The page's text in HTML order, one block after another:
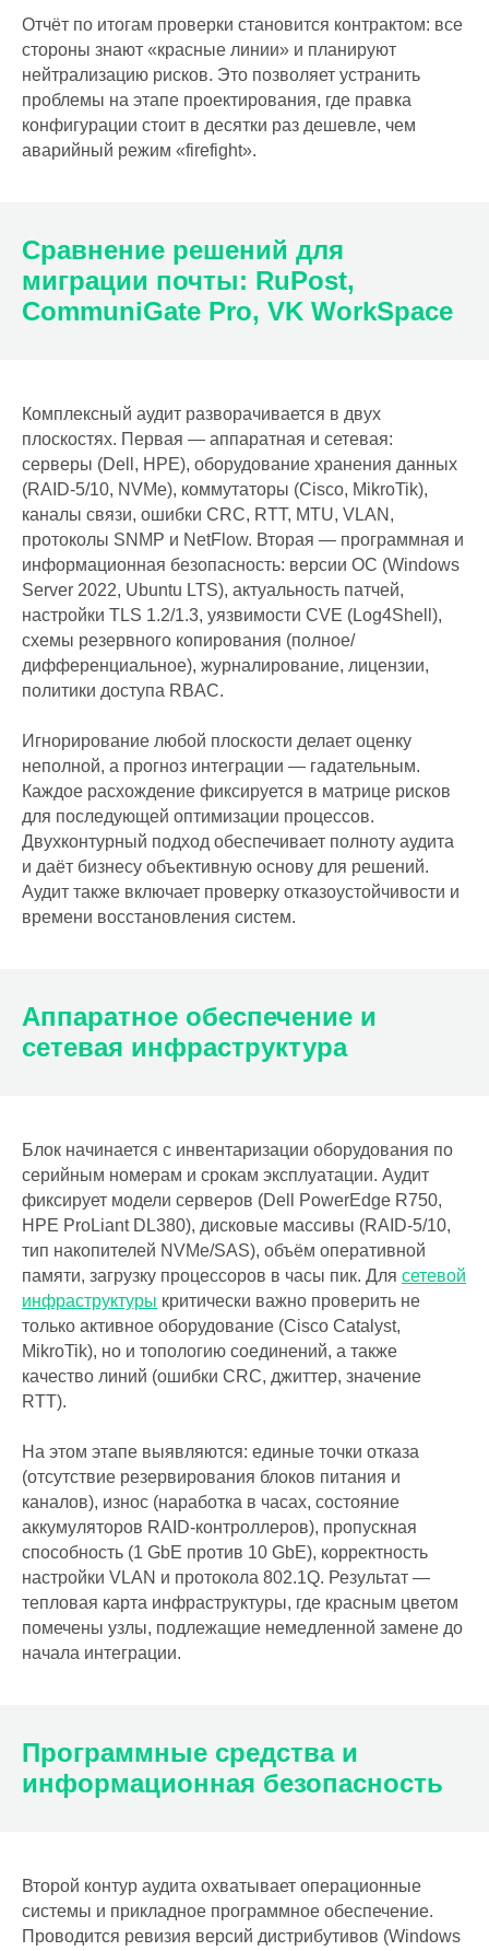
Отчёт по итогам проверки становится контрактом: все
стороны знают «красные линии» и планируют
нейтрализацию рисков. Это позволяет устранить
проблемы на этапе проектирования, где правка
конфигурации стоит в десятки раз дешевле, чем
аварийный режим «firefight».
Сравнение решений для
миграции почты: RuPost,
CommuniGate Pro, VK WorkSpace
Комплексный аудит разворачивается в двух
плоскостях. Первая — аппаратная и сетевая:
серверы (Dell, HPE), оборудование хранения данных
(RAID-5/10, NVMe), коммутаторы (Cisco, MikroTik),
каналы связи, ошибки CRC, RTT, MTU, VLAN,
протоколы SNMP и NetFlow. Вторая — программная и
информационная безопасность: версии ОС (Windows
Server 2022, Ubuntu LTS), актуальность патчей,
настройки TLS 1.2/1.3, уязвимости CVE (Log4Shell),
схемы резервного копирования (полное/
дифференциальное), журналирование, лицензии,
политики доступа RBAC.
Игнорирование любой плоскости делает оценку
неполной, а прогноз интеграции — гадательным.
Каждое расхождение фиксируется в матрице рисков
для последующей оптимизации процессов.
Двухконтурный подход обеспечивает полноту аудита
и даёт бизнесу объективную основу для решений.
Аудит также включает проверку отказоустойчивости и
времени восстановления систем.
Аппаратное обеспечение и
сетевая инфраструктура
Блок начинается с инвентаризации оборудования по
серийным номерам и срокам эксплуатации. Аудит
фиксирует модели серверов (Dell PowerEdge R750,
HPE ProLiant DL380), дисковые массивы (RAID-5/10,
тип накопителей NVMe/SAS), объём оперативной
памяти, загрузку процессоров в часы пик. Для сетевой
инфраструктуры критически важно проверить не
только активное оборудование (Cisco Catalyst,
MikroTik), но и топологию соединений, а также
качество линий (ошибки CRC, джиттер, значение
RTT).
На этом этапе выявляются: единые точки отказа
(отсутствие резервирования блоков питания и
каналов), износ (наработка в часах, состояние
аккумуляторов RAID-контроллеров), пропускная
способность (1 GbE против 10 GbE), корректность
настройки VLAN и протокола 802.1Q. Результат —
тепловая карта инфраструктуры, где красным цветом
помечены узлы, подлежащие немедленной замене до
начала интеграции.
Программные средства и
информационная безопасность
Второй контур аудита охватывает операционные
системы и прикладное программное обеспечение.
Проводится ревизия версий дистрибутивов (Windows